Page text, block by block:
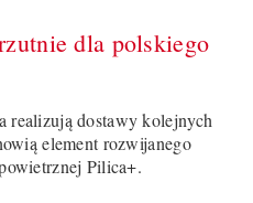
dla polskiego
realizują dostawy kolejnych
element rozwijanego
Pilica+.